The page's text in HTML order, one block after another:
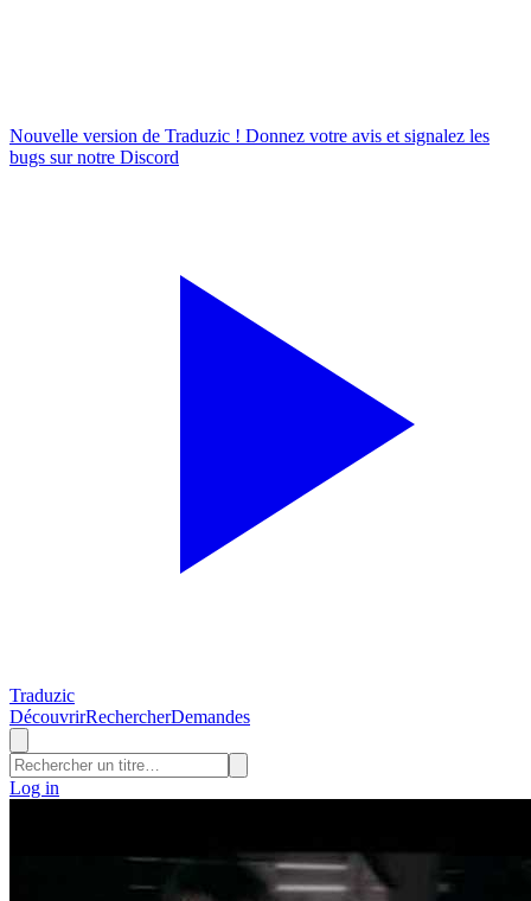
Nouvelle version de Traduzic ! Donnez votre avis et signalez les
bugs sur notre Discord
Traduzic
DécouvrirRechercherDemandes
Log in